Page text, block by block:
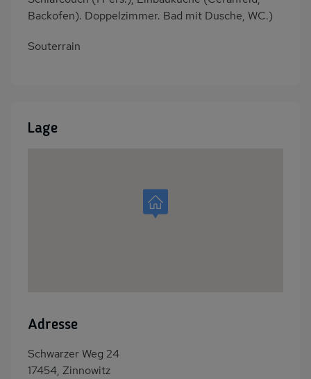
Backofen). Doppelzimmer. Bad mit Dusche, WC.)
Souterrain
Lage
Adresse
Schwarzer Weg 24
17454, Zinnowitz